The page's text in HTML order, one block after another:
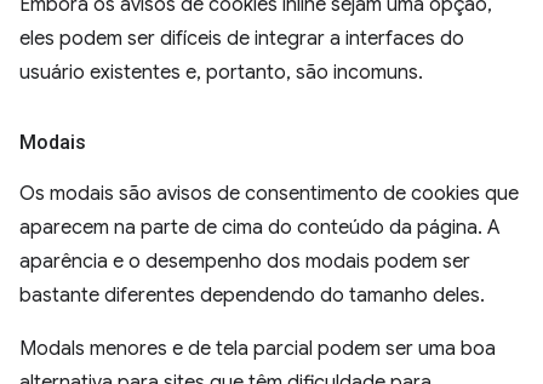
eles podem ser difíceis de integrar a interfaces do
usuário existentes e, portanto, são incomuns.
Modais
Os modais são avisos de consentimento de cookies que
aparecem na parte de cima do conteúdo da página. A
aparência e o desempenho dos modais podem ser
bastante diferentes dependendo do tamanho deles.
Modals menores e de tela parcial podem ser uma boa